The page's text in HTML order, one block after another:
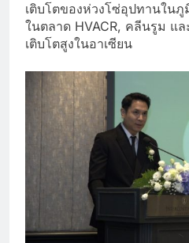
เติบโตของห่วงโซ่อุปทานในภู
ในตลาด HVACR, คลีนรูม แ
เติบโตสูงในอาเซียน